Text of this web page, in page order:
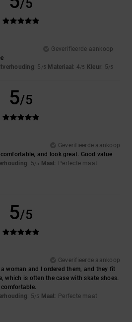
/5
Geverifieerde aankoop
: 5 /5 Materiaal : 4/5 Kleur: 5/5
5/5
Geverifieerde aankoop
and look great. Good value
: 5/5 Maat: Perfecte maat
5/5
Geverifieerde aankoop
a woman and I ordered them, and they fit
which is often the case with skate shoes.
: 5/5 Maat: Perfecte maat